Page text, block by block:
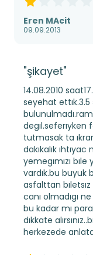
Eren MAcit
09.09.2013
"şikayet"
14.08.2010
seyehat ettık.3.5
tutmasak ta
dakıkalık ıhtıyac
yemegımızı
vardık.bu buyuk
asfalttan
canı olmadıgı
bu kadar mı para
dıkkate
herkezede